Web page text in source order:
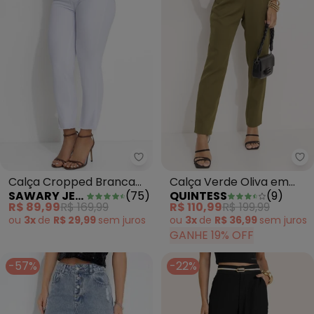
Sawary Jeans - Calça
Calça Cropped Branca
Sawary com Barra
Desfiada
SAWARY JEANS (75)
R$ 89,99R$ 169,99
ou 3x de R$ 29,99 sem juros
Calça Verde Oliva em
Alfaiataria
QUINTESS (9)
R$ 110,99R$ 199,99
ou 3x de R$ 36,99 sem juros
GANHE 19% OFF
-57%
-22%